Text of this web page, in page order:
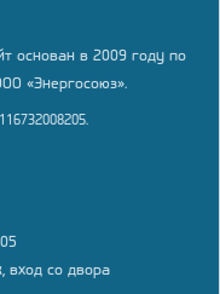
основан в 2009 году по
«Энергосоюз».
вход со двора